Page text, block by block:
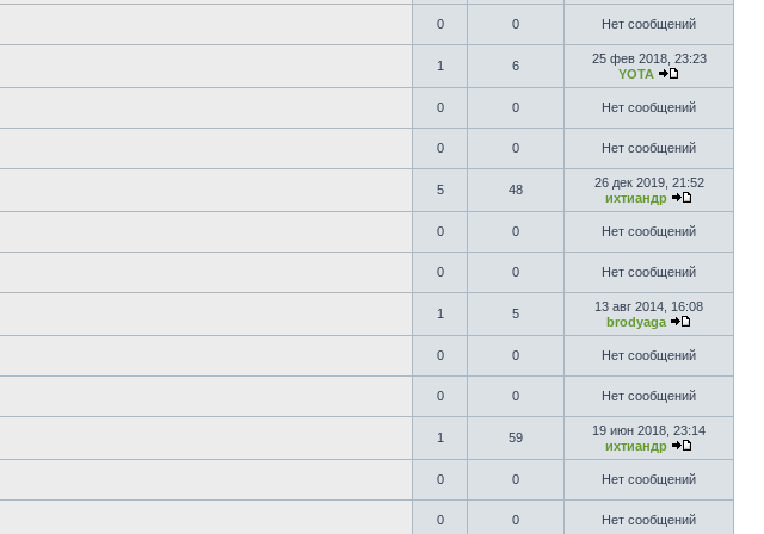
0 0 Нет сообщений
1 6
25 фев 2018, 23:23
YOTA
0 0 Нет сообщений
0 0 Нет сообщений
5 48
26 дек 2019, 21:52
ихтиандр
0 0 Нет сообщений
0 0 Нет сообщений
1 5
13 авг 2014, 16:08
brodyaga
0 0 Нет сообщений
0 0 Нет сообщений
1 59
19 июн 2018, 23:14
ихтиандр
0 0 Нет сообщений
0 0 Нет сообщений